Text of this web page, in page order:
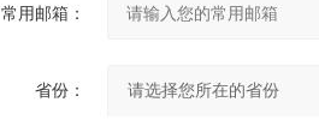
常用邮箱：
省份：